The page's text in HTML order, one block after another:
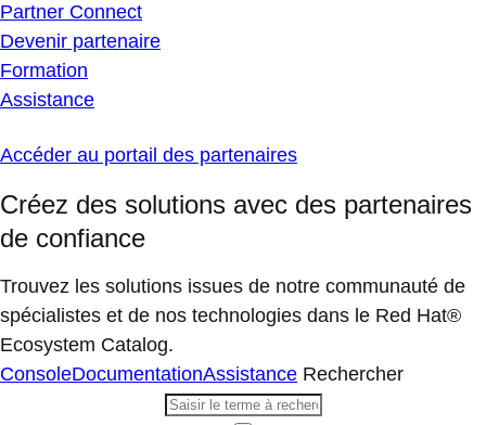
Partner Connect
Devenir partenaire
Formation
Assistance
Accéder au portail des partenaires
Créez des solutions avec des partenaires
de confiance
Trouvez les solutions issues de notre communauté de
spécialistes et de nos technologies dans le Red Hat®
Ecosystem Catalog.
ConsoleDocumentationAssistance Rechercher